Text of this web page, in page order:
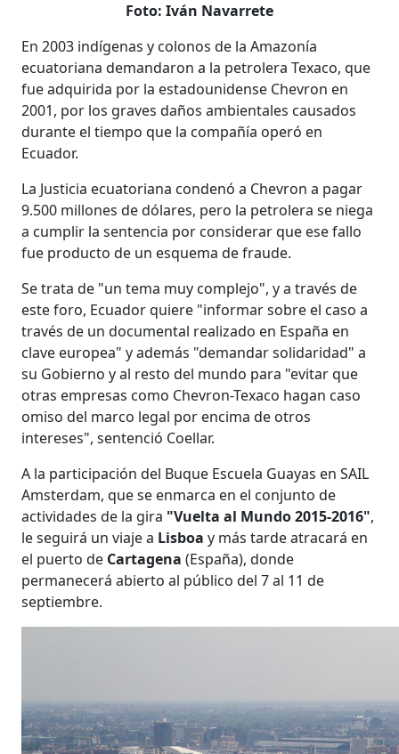
Foto: Iván Navarrete
En 2003 indígenas y colonos de la Amazonía
ecuatoriana demandaron a la petrolera Texaco, que
fue adquirida por la estadounidense Chevron en
2001, por los graves daños ambientales causados
durante el tiempo que la compañía operó en
Ecuador.
La Justicia ecuatoriana condenó a Chevron a pagar
9.500 millones de dólares, pero la petrolera se niega
a cumplir la sentencia por considerar que ese fallo
fue producto de un esquema de fraude.
Se trata de "un tema muy complejo", y a través de
este foro, Ecuador quiere "informar sobre el caso a
través de un documental realizado en España en
clave europea" y además "demandar solidaridad" a
su Gobierno y al resto del mundo para "evitar que
otras empresas como Chevron-Texaco hagan caso
omiso del marco legal por encima de otros
intereses", sentenció Coellar.
A la participación del Buque Escuela Guayas en SAIL
Amsterdam, que se enmarca en el conjunto de
actividades de la gira "Vuelta al Mundo 2015-2016",
le seguirá un viaje a Lisboa y más tarde atracará en
el puerto de Cartagena (España), donde
permanecerá abierto al público del 7 al 11 de
septiembre.